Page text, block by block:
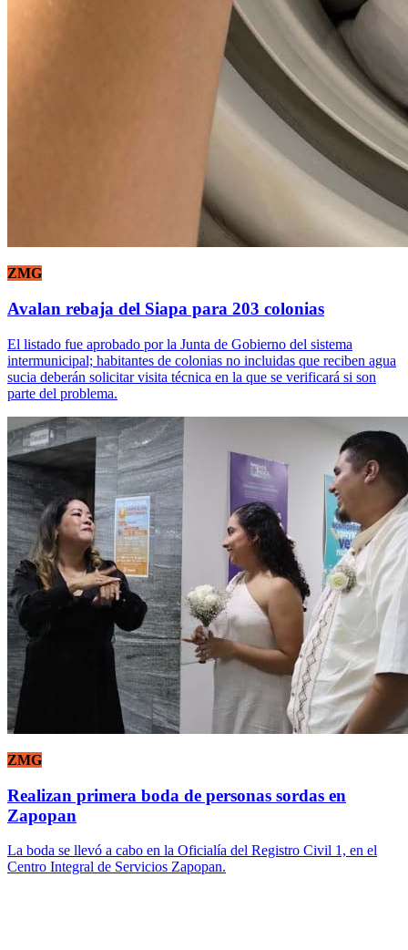
ZMG
Avalan rebaja del Siapa para 203 colonias
El listado fue aprobado por la Junta de Gobierno del sistema
intermunicipal; habitantes de colonias no incluidas que reciben agua
sucia deberán solicitar visita técnica en la que se verificará si son
parte del problema.
ZMG
Realizan primera boda de personas sordas en
Zapopan
La boda se llevó a cabo en la Oficialía del Registro Civil 1, en el
Centro Integral de Servicios Zapopan.